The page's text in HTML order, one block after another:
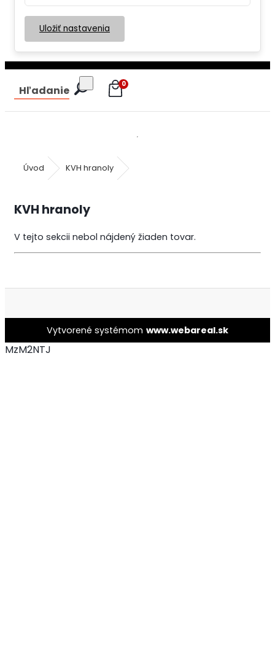
Uložiť nastavenia
Hľadanie 0
Úvod KVH hranoly
KVH hranoly
V tejto sekcii nebol nájdený žiaden tovar.
Vytvorené systémom www.webareal.sk
MzM2NTJ